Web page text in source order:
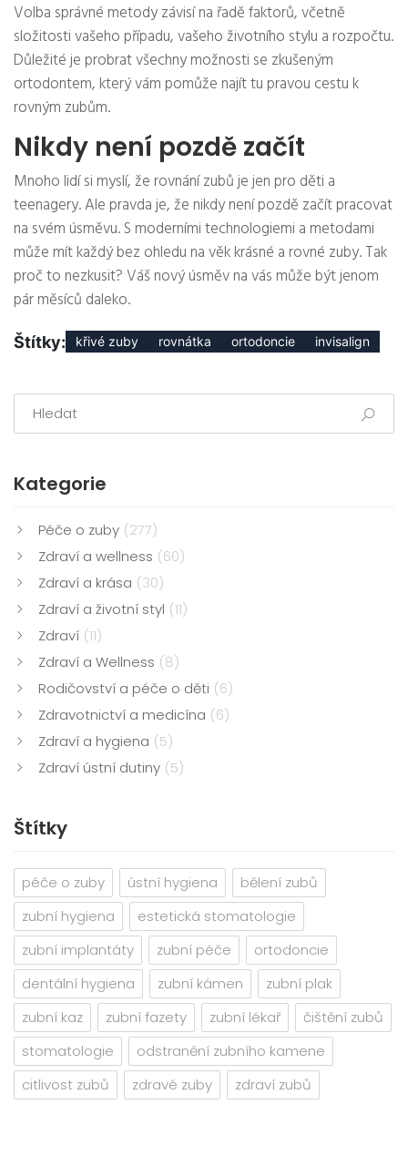
Volba správné metody závisí na řadě faktorů, včetně
složitosti vašeho případu, vašeho životního stylu a rozpočtu.
Důležité je probrat všechny možnosti se zkušeným
ortodontem, který vám pomůže najít tu pravou cestu k
rovným zubům.
Nikdy není pozdě začít
Mnoho lidí si myslí, že rovnání zubů je jen pro děti a
teenagery. Ale pravda je, že nikdy není pozdě začít pracovat
na svém úsměvu. S moderními technologiemi a metodami
může mít každý bez ohledu na věk krásné a rovné zuby. Tak
proč to nezkusit? Váš nový úsměv na vás může být jenom
pár měsíců daleko.
Štítky: křivé zuby rovnátka ortodoncie invisalign
Kategorie
Péče o zuby (277)
Zdraví a wellness (60)
Zdraví a krása (30)
Zdraví a životní styl (11)
Zdraví (11)
Zdraví a Wellness (8)
Rodičovství a péče o děti (6)
Zdravotnictví a medicína (6)
Zdraví a hygiena (5)
Zdraví ústní dutiny (5)
Štítky
péče o zuby ústní hygiena
bělení zubů
zubní hygiena
estetická stomatologie
zubní implantáty
zubní péče
ortodoncie
dentální hygiena
zubní kámen
zubní plak
zubní kaz
zubní fazety zubní lékař
čištění zubů
stomatologie
odstranění zubního kamene
citlivost zubů
zdravé zuby zdraví zubů